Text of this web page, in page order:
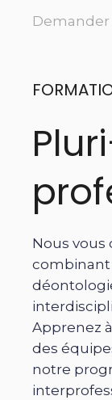
Demander
Nous
combinant
Apprenez
des
notre